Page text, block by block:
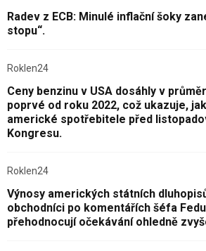
Radev z ECB: Minulé inflační šoky
stopu“.
Roklen24
Ceny benzinu v USA dosáhly v
poprvé od roku 2022, což ukazuje,
americké spotřebitele před
Kongresu.
Roklen24
Výnosy amerických státních
obchodníci po komentářích šéfa
přehodnocují očekávání ohledně